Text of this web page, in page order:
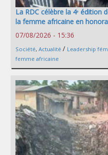
La RDC célèbre la 4ᵉ édition
la femme africaine en
07/08/2026 - 15:36
Société, Actualité / Leadership
femme africaine